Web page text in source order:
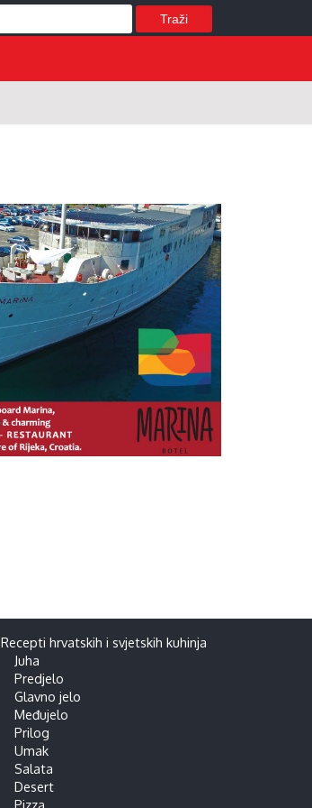
Traži
Recepti hrvatskih i svjetskih kuhinja
Juha
Predjelo
Glavno jelo
Međujelo
Prilog
Umak
Salata
Desert
Pizza